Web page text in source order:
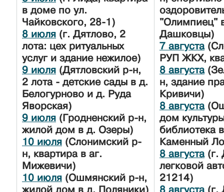
в доме по ул.
Чайковского, 28-1)
8 июля (г. Дятлово, 2
лота: цех ритуальных
услуг и здание нежилое)
9 июля (Дятловский р-н,
2 лота - детские сады в д.
Белогурново и д. Руда
Яворская)
9 июля (Гродненский р-н,
жилой дом в д. Озеры)
10 июля (Слонимский р-
н, квартира в аг.
Мижевичи)
10 июля (Ошмянский р-н,
жилой дом в д. Поляники)
"Олимпиец"
Дашковцы)
7 августа
РУП ЖКХ,
8 августа
н, здание
Кривичи)
8 августа
дом
библиотека
Каменный
8 августа(г.
легковой
21214)
8 августа(г.